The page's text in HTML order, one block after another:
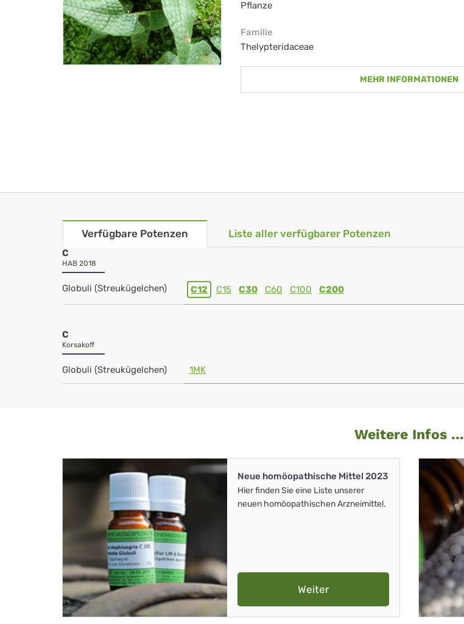
Pflanze
Familie
Thelypteridaceae
MEHR INFORMATIONEN
Verfügbare Potenzen Liste aller verfügbarer Potenzen
C
HAB 2018
Globuli (Streukügelchen) C12 C15 C30 C60 C100 C200
C
Korsakoff
Globuli (Streukügelchen) 1MK
Weitere Infos ...
Neue homöopathische Mittel 2023
Hier finden Sie eine Liste unserer
neuen homöopathischen Arzneimittel.
Weiter